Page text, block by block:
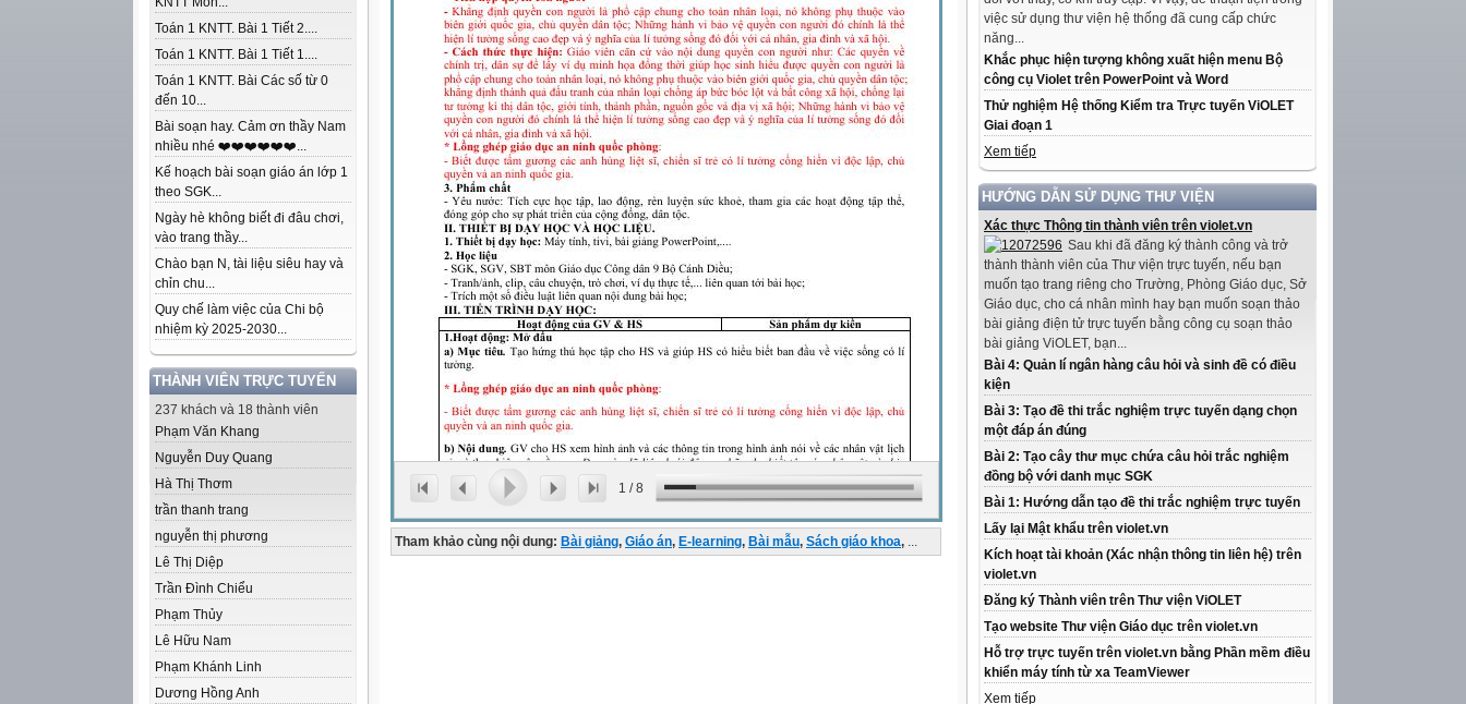
Toán 1 KNTT. Bài 1 Tiết 2....
Toán 1 KNTT. Bài 1 Tiết 1....
Toán 1 KNTT. Bài Các số từ 0
đến 10...
Bài soạn hay. Cảm ơn thầy Nam
nhiều nhé ❤️❤️❤️❤️❤️❤️...
Kế hoạch bài soạn giáo án lớp 1
theo SGK...
Ngày hè không biết đi đâu chơi,
vào trang thầy...
Chào bạn N, tài liệu siêu hay và
chỉn chu...
Quy chế làm việc của Chi bộ
nhiệm kỳ 2025-2030...
THÀNH VIÊN TRỰC TUYẾN
237 khách và 18 thành viên
Phạm Văn Khang
Nguyễn Duy Quang
Hà Thị Thơm
trần thanh trang
nguyễn thị phương
Lê Thị Diệp
Trần Đình Chiểu
Phạm Thủy
Lê Hữu Nam
Phạm Khánh Linh
Dương Hồng Anh
việc sử dụng thư viện hệ thống đã cung cấp chức
năng...
Khắc phục hiện tượng không xuất hiện menu Bộ
công cụ Violet trên PowerPoint và Word
Thử nghiệm Hệ thống Kiểm tra Trực tuyến ViOLET
Giai đoạn 1
Xem tiếp
HƯỚNG DẪN SỬ DỤNG THƯ VIỆN
Xác thực Thông tin thành viên trên violet.vn
Sau khi đã đăng ký thành công và trở
thành thành viên của Thư viện trực tuyến, nếu bạn
muốn tạo trang riêng cho Trường, Phòng Giáo dục, Sở
Giáo dục, cho cá nhân mình hay bạn muốn soạn thảo
bài giảng điện tử trực tuyến bằng công cụ soạn thảo
bài giảng ViOLET, bạn...
Bài 4: Quản lí ngân hàng câu hỏi và sinh đề có điều
kiện
Bài 3: Tạo đề thi trắc nghiệm trực tuyến dạng chọn
một đáp án đúng
Bài 2: Tạo cây thư mục chứa câu hỏi trắc nghiệm
đồng bộ với danh mục SGK
Bài 1: Hướng dẫn tạo đề thi trắc nghiệm trực tuyến
Lấy lại Mật khẩu trên violet.vn
Kích hoạt tài khoản (Xác nhận thông tin liên hệ) trên
violet.vn
Đăng ký Thành viên trên Thư viện ViOLET
Tạo website Thư viện Giáo dục trên violet.vn
Hỗ trợ trực tuyến trên violet.vn bằng Phần mềm điều
khiển máy tính từ xa TeamViewer
Xem tiếp
1 /8
Tham khảo cùng nội dung: Bài giảng, Giáo án, E-learning, Bài mẫu, Sách giáo khoa, ...